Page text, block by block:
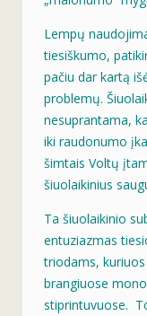
Lempų
tiesiškumo,
pačiu dar kartą
problemų.
nesuprantama,
iki raudonumo
šimtais Voltų
šiuolaikinius
Ta šiuolaikinio
entuziazmas
triodams,
brangiuose
stiprintuvuose.